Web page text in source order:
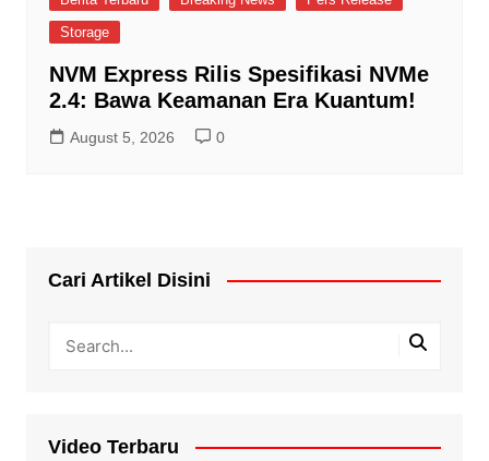
Storage
NVM Express Rilis Spesifikasi NVMe
2.4: Bawa Keamanan Era Kuantum!
August 5, 2026 0
Cari Artikel Disini
Video Terbaru